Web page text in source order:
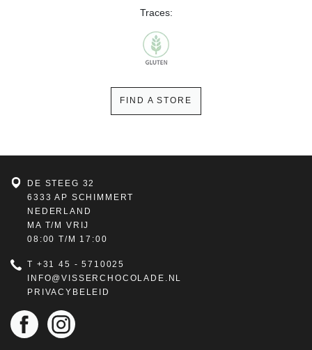
Traces:
FIND A STORE
DE STEEG 32
6333 AP SCHIMMERT
NEDERLAND
MA T/M VRIJ
08:00 T/M 17:00
T +31 45 - 5710025
INFO@VISSERCHOCOLADE.NL
PRIVACYBELEID